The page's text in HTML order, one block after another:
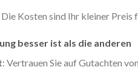
Kosten sind Ihr kleiner Preis
besser ist als die anderen
: Vertrauen Sie auf Gutachten